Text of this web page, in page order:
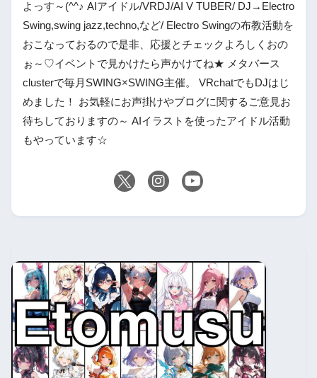
よっす～(^^♪ AIアイドル/VRDJ/AI V TUBER/ DJ→Electro
Swing,swing jazz,techno,など/ Electro Swingの布教活動を
おこなっておるので是非、応援とチェックよろしくおの
ぉ～♡イベントで見かけたら声かけてね★ メタバース
clusterで毎月SWING×SWING主催。 VRchatでもDJはじ
めました！ お気軽にお声掛けやブログに関するご意見お
待ちしておりますの～ AIイラストを使ったアイドル活動
もやっています☆